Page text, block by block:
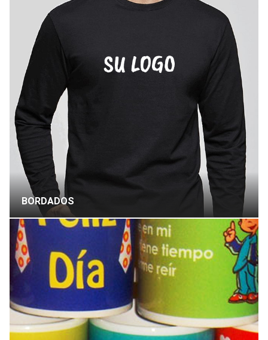
BORDADOS